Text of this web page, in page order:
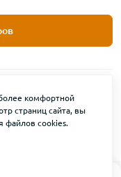
комфортной
страниц сайта, вы
файлов cookies.